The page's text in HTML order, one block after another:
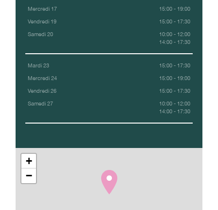
Mercredi 17 15:00 - 19:00
Vendredi 19 15:00 - 17:30
Samedi 20
10:00 - 12:00
14:00 - 17:30
Mardi 23 15:00 - 17:30
Mercredi 24 15:00 - 19:00
Vendredi 26 15:00 - 17:30
Samedi 27
10:00 - 12:00
14:00 - 17:30
+
−